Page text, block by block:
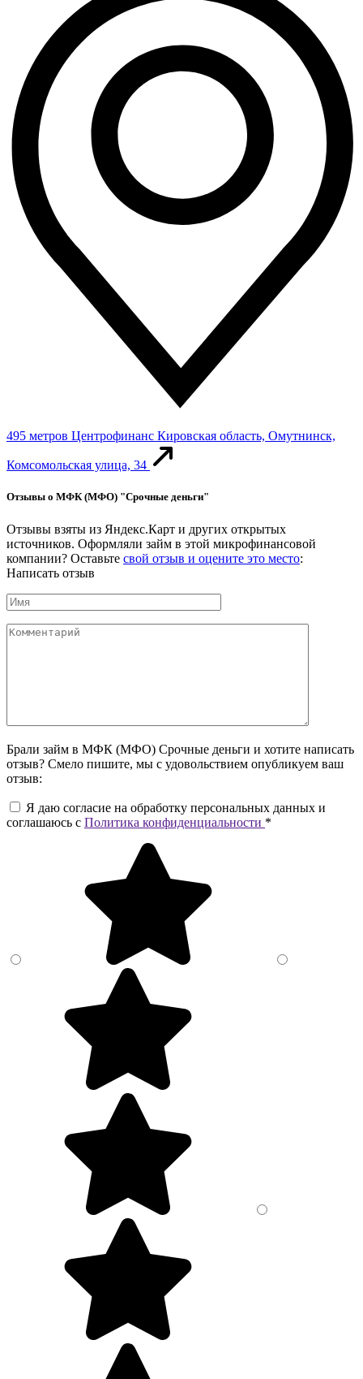
495 метров Центрофинанс Кировская область, Омутнинск,
Комсомольская улица, 34
Отзывы о МФК (МФО) "Срочные деньги"
Отзывы взяты из Яндекс.Карт и других открытых
источников. Оформляли займ в этой микрофинансовой
компании? Оставьте свой отзыв и оцените это место:
Написать отзыв
Брали займ в МФК (МФО) Срочные деньги и хотите написать
отзыв? Смело пишите, мы с удовольствием опубликуем ваш
отзыв:
Я даю согласие на обработку персональных данных и
соглашаюсь c Политика конфиденциальности *